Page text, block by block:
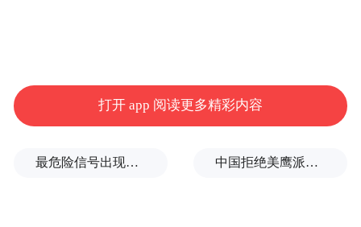
华东师范大学、山东大学齐鲁医院、青岛大
学、临沂大学、济南大学、齐鲁理工学院等
打开 app 阅读更多精彩内容
最危险信号出现！全球能源大动脉岌岌可危 中国拒绝美鹰派副防长访华？弦外之音被热议